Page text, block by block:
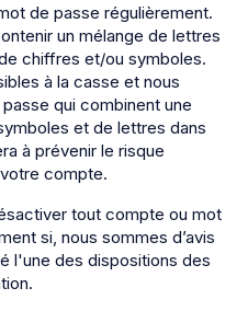
de passe régulièrement.
un mélange de lettres
chiffres et/ou symboles.
à la casse et nous
qui combinent une
et de lettres dans
à prévenir le risque
compte.
tout compte ou mot
si, nous sommes d’avis
l'une des dispositions des